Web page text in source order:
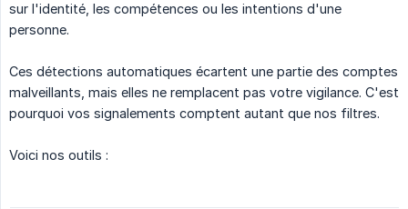
sur l'identité, les compétences ou les intentions d'une
personne.
Ces détections automatiques écartent une partie des comptes
malveillants, mais elles ne remplacent pas votre vigilance. C'est
pourquoi vos signalements comptent autant que nos filtres.
Voici nos outils :